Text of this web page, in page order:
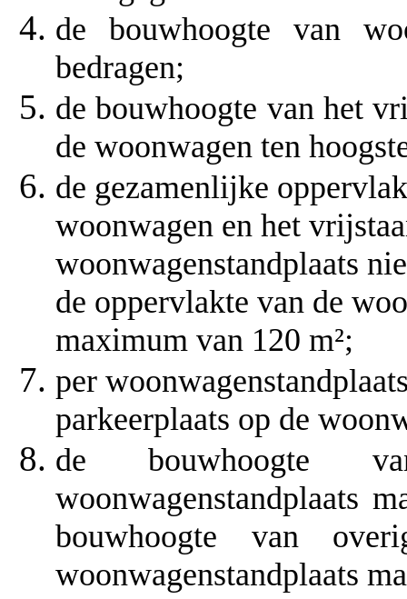
de bouwhoogte van
bedragen;
de bouwhoogte van het
de woonwagen ten
de gezamenlijke
woonwagen en het
woonwagenstandplaats
de oppervlakte van de
maximum van 120 m²;
per
parkeerplaats op de
de bouwhoogte
woonwagenstandplaats
bouwhoogte van
woonwagenstandplaats